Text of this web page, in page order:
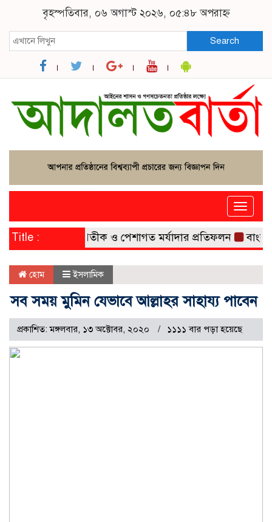
বৃহস্পতিবার, ০৬ অগাস্ট ২০২৬, ০৫:৪৮ অপরাহ্ন
Search
Toggle
Title :
ঐতিহ্য, প্রতীক ও পেশাগত মর্যাদার প্রতিফলন
হোম ইসলামিক
সব সময় মুমিন যেভাবে আল্লাহর সাহায্য পাবেন
প্রকাশিত: মঙ্গলবার, ১৩ অক্টোবর, ২০২০ ১১১১ বার পড়া হয়েছে